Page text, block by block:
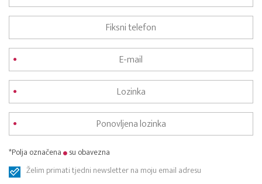
*Polja označena
su obavezna
Želim primati tjedni newsletter na moju email adresu